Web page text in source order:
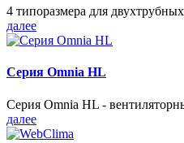
4 типоразмера для
далее
Серия Omnia HL
Серия Omnia HL -
далее